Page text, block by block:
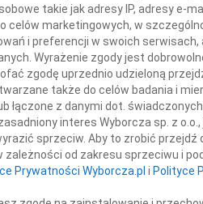
w wieku 92 lat
i Pradziadziuś
takie jak adresy IP, adresy e-
celów marketingowych, w
i preferencji w swoich serwisach,
Wyrażenie zgody jest
zgodę uprzednio udzieloną
także do celów badania i
łączone z danymi dot.
interes Wyborcza sp. z o.o.,
sprzeciw. Aby to zrobić przejdź
od zakresu sprzeciwu i
Prywatności Wyborcza.pl i Polityce